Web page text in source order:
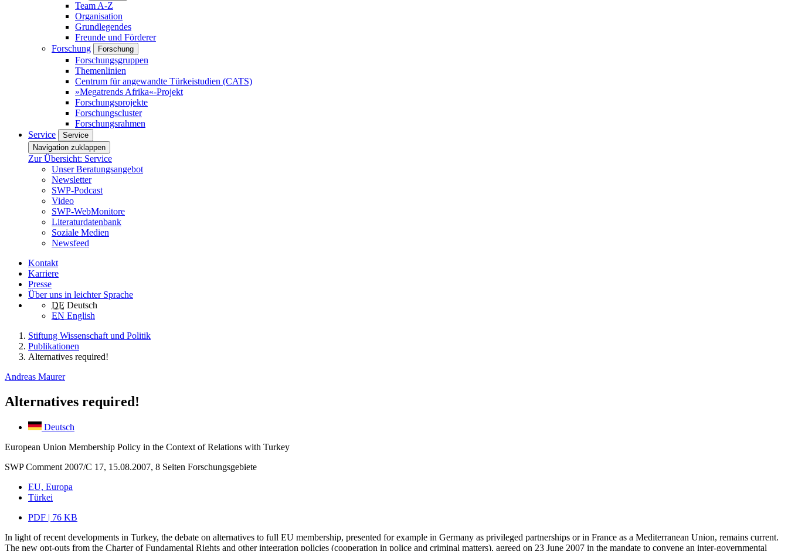
Team A-Z
Organisation
Grundlegendes
Freunde und Förderer
Forschung
Forschung
Forschungsgruppen
Themenlinien
Centrum für angewandte Türkeistudien (CATS)
»Megatrends Afrika«-Projekt
Forschungsprojekte
Forschungscluster
Forschungsrahmen
Service
Service
Navigation zuklappen
Zur Übersicht: Service
Unser Beratungsangebot
Newsletter
SWP-Podcast
Video
SWP-WebMonitore
Literaturdatenbank
Soziale Medien
Newsfeed
Kontakt
Karriere
Presse
Über uns in leichter Sprache
DE Deutsch
EN English
Stiftung Wissenschaft und Politik
Publikationen
Alternatives required!
Andreas Maurer
Alternatives required!
Deutsch
European Union Membership Policy in the Context of Relations with Turkey
SWP Comment 2007/C 17, 15.08.2007, 8 Seiten Forschungsgebiete
EU, Europa
Türkei
PDF | 76 KB
In light of recent developments in Turkey, the debate on alternatives to full EU membership, presented for example in Germany as privileged partnerships or in France as a Mediterranean Union, remains current.
The new opt-outs from the Charter of Fundamental Rights and other integration policies (cooperation in police and criminal matters), agreed on 23 June 2007 in the mandate to convene an inter-governmental